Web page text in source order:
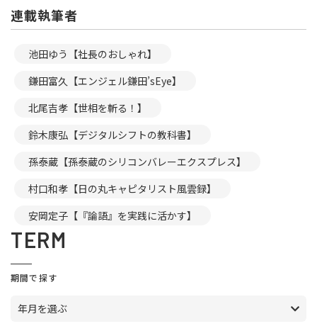
連載執筆者
池田ゆう【社長のおしゃれ】
鎌田富久【エンジェル鎌田’sEye】
北尾吉孝【世相を斬る！】
鈴木康弘【デジタルシフトの教科書】
孫泰蔵【孫泰蔵のシリコンバレーエクスプレス】
村口和孝【日の丸キャピタリスト風雲録】
安岡定子【『論語』を実践に活かす】
TERM
期間で探す
年月を選ぶ